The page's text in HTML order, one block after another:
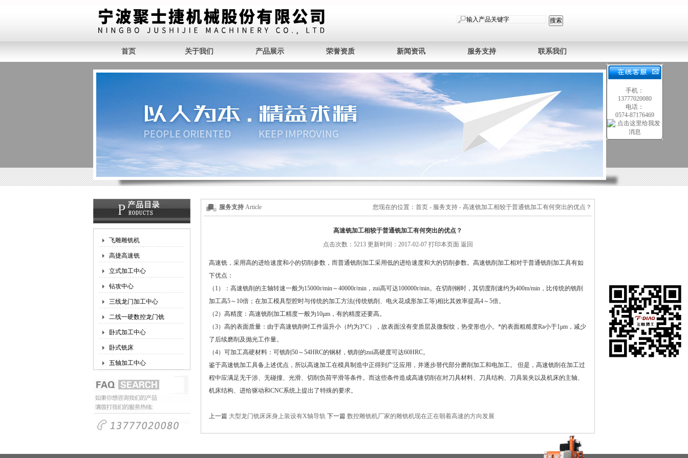
首页 关于我们 产品展示 荣誉资质 新闻资讯 服务支持 联系我们
飞雕雕铣机
高捷高速铣
立式加工中心
钻攻中心
三线龙门加工中心
二线一硬数控龙门铣
卧式加工中心
卧式铣床
五轴加工中心
服务支持 Article 您现在的位置： 首页 - 服务支持 - 高速铣加工相较于普通铣加工有何突出的优点？
高速铣加工相较于普通铣加工有何突出的优点？
点击次数：5213 更新时间：2017-02-07打印本页面 返回
高速铣，采用高的进给速度和小的切削参数，而普通铣削加工采用低的进给速度和大的切削参数。高速铣削加工相对于普通铣削加工具有如
下优点：
（1）：高速铣削的主轴转速一般为15000r/min～40000r/min，zui高可达100000r/min。在切削钢时，其切度削速约为400m/min，比传统的铣削
加工高5～10倍；在加工模具型腔时与传统的加工方法(传统铣削、电火花成形加工等)相比其效率提高4～5倍。
（2）高精度：高速铣削加工精度一般为10μm，有的精度还要高。
（3）高的表面质量：由于高速铣削时工件温升小（约为3°C），故表面没有变质层及微裂纹，热变形也小。*的表面粗糙度Ra小于1μm，减少
了后续磨削及抛光工作量。
（4）可加工高硬材料：可铣削50～54HRC的钢材，铣削的zui高硬度可达60HRC。
鉴于高速铣加工具备上述优点，所以高速加工在模具制造中正得到广泛应用，并逐步替代部分磨削加工和电加工。 但是，高速铣削在加工过
程中应满足无干涉、无碰撞、光滑、切削负荷平滑等条件。而这些条件造成高速切削在对刀具材料、刀具结构、刀具装夹以及机床的主轴、
机床结构、进给驱动和CNC系统上提出了特殊的要求。
上一篇 大型龙门铣床床身上装设有X轴导轨 下一篇 数控雕铣机厂家的雕铣机现在正在朝着高速的方向发展
手机：
13777020080
电话：
0574-87176469